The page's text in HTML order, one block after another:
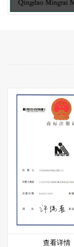
查看详情